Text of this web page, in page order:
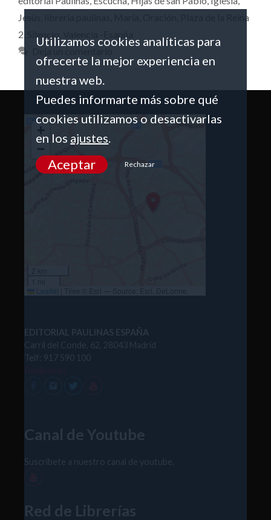
Jesús
Plaza de la Reina
2
+
−
Leaflet
EDITORIAL PAULINAS ESPAÑA
Carril del Conde, 62, 28043 Madrid
Telf: 917 590 100
Canal de Youtube
Suscríbete a nuestro canal de youtube.
Red de Librerías
Utilizamos cookies analíticas para
ofrecerte la mejor experiencia en
nuestra web.
Puedes informarte más sobre qué
cookies utilizamos o desactivarlas
en los ajustes.
Aceptar Rechazar